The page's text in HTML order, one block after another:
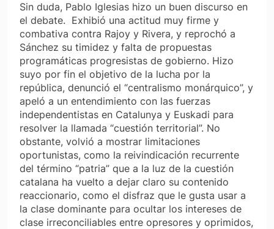
Sin duda, Pablo Iglesias hizo un buen discurso en
el debate. Exhibió una actitud muy firme y
combativa contra Rajoy y Rivera, y reprochó a
Sánchez su timidez y falta de propuestas
programáticas progresistas de gobierno. Hizo
suyo por fin el objetivo de la lucha por la
república, denunció el “centralismo monárquico”, y
apeló a un entendimiento con las fuerzas
independentistas en Catalunya y Euskadi para
resolver la llamada “cuestión territorial”. No
obstante, volvió a mostrar limitaciones
oportunistas, como la reivindicación recurrente
del término “patria” que a la luz de la cuestión
catalana ha vuelto a dejar claro su contenido
reaccionario, como el disfraz que le gusta usar a
la clase dominante para ocultar los intereses de
clase irreconciliables entre opresores y oprimidos,